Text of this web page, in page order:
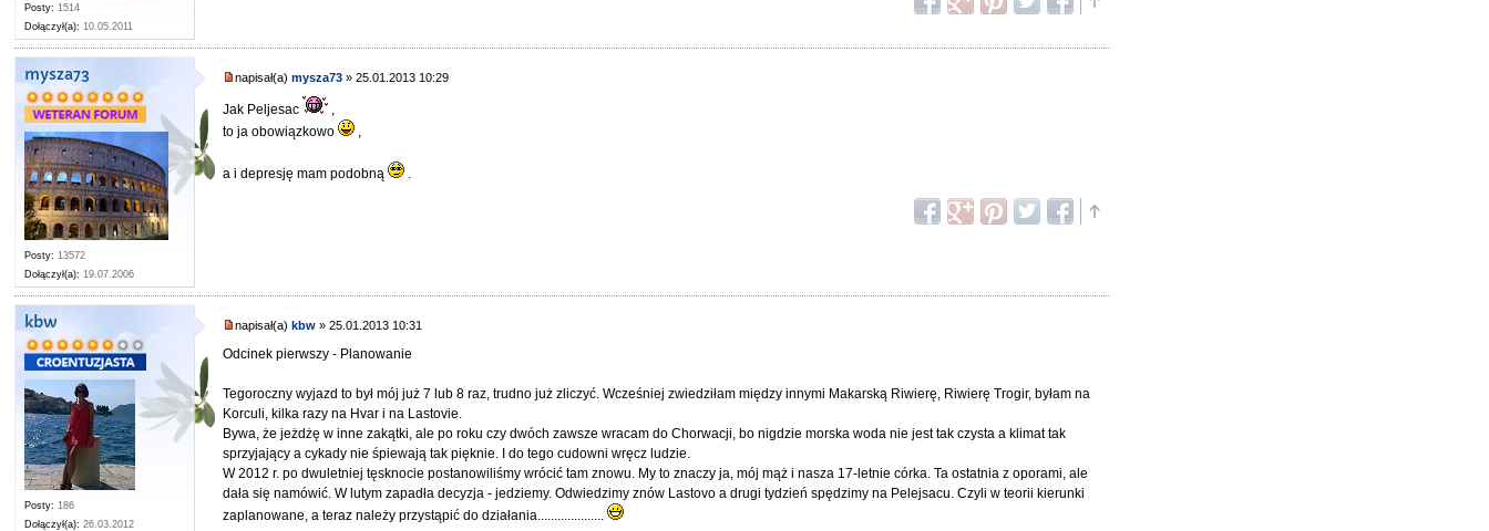
Posty: 1514
Dołączył(a): 10.05.2011
mysza73
Posty: 13572
Dołączył(a): 19.07.2006
napisał(a)mysza73 » 25.01.2013 10:29
Jak Peljesac
,
to ja obowiązkowo
,
a i depresję mam podobną .
kbw
Posty: 186
Dołączył(a): 26.03.2012
napisał(a)kbw » 25.01.2013 10:31
Odcinek pierwszy - Planowanie
Tegoroczny wyjazd to był mój już 7 lub 8 raz, trudno już zliczyć. Wcześniej zwiedziłam między innymi Makarską Riwierę, Riwierę Trogir, byłam na
Korculi, kilka razy na Hvar i na Lastovie.
Bywa, że jeżdżę w inne zakątki, ale po roku czy dwóch zawsze wracam do Chorwacji, bo nigdzie morska woda nie jest tak czysta a klimat tak
sprzyjający a cykady nie śpiewają tak pięknie. I do tego cudowni wręcz ludzie.
W 2012 r. po dwuletniej tęsknocie postanowiliśmy wrócić tam znowu. My to znaczy ja, mój mąż i nasza 17-letnie córka. Ta ostatnia z oporami, ale
dała się namówić. W lutym zapadła decyzja - jedziemy. Odwiedzimy znów Lastovo a drugi tydzień spędzimy na Pelejsacu. Czyli w teorii kierunki
zaplanowane, a teraz należy przystąpić do działania....................